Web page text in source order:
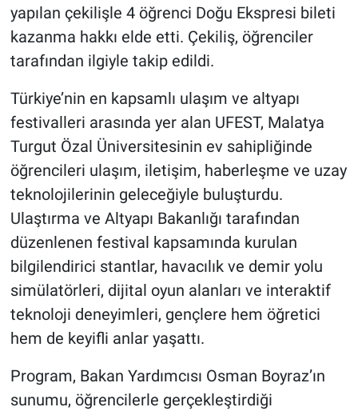
yapılan çekilişle 4 öğrenci Doğu Ekspresi bileti
kazanma hakkı elde etti. Çekiliş, öğrenciler
tarafından ilgiyle takip edildi.
Türkiye’nin en kapsamlı ulaşım ve altyapı
festivalleri arasında yer alan UFEST, Malatya
Turgut Özal Üniversitesinin ev sahipliğinde
öğrencileri ulaşım, iletişim, haberleşme ve uzay
teknolojilerinin geleceğiyle buluşturdu.
Ulaştırma ve Altyapı Bakanlığı tarafından
düzenlenen festival kapsamında kurulan
bilgilendirici stantlar, havacılık ve demir yolu
simülatörleri, dijital oyun alanları ve interaktif
teknoloji deneyimleri, gençlere hem öğretici
hem de keyifli anlar yaşattı.
Program, Bakan Yardımcısı Osman Boyraz’ın
sunumu, öğrencilerle gerçekleştirdiği